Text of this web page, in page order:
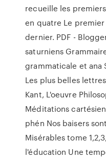
recueille les
en quatre Le
dernier. PDF -
saturniens
grammaticale et ana
Les plus belles
Kant, L'oeuvre
Méditations
phén Nos baisers
Misérables tome
l'éducation Une